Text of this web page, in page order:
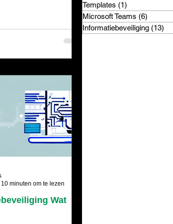
Wat
10 minuten om te lezen
Templates (1)
Microsoft Teams (6)
Informatiebeveiliging (13)